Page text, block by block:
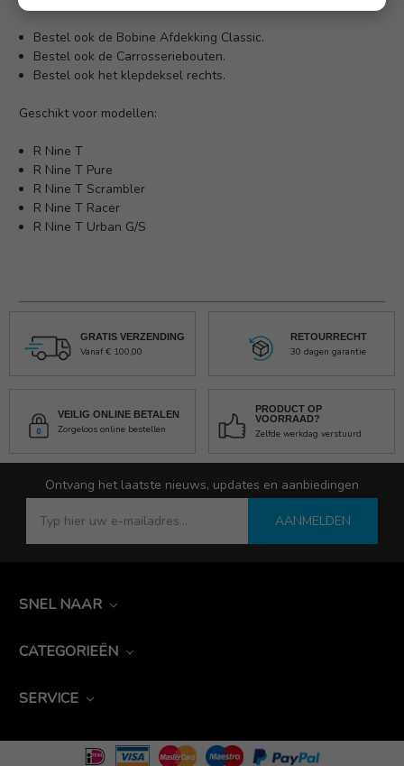
Bestel ook de Bobine Afdekking Classic.
Bestel ook de Carrosseriebouten.
Bestel ook hetklepdeksel rechts.
Geschikt voor modellen:
R Nine T
R Nine T Pure
R Nine T Scrambler
R Nine T Racer
R Nine T Urban G/S
GRATIS VERZENDING
Vanaf € 100,00
RETOURRECHT
30 dagen garantie
VEILIG ONLINE BETALEN
Zorgeloos online bestellen
PRODUCT OP
VOORRAAD?
Zelfde werkdag verstuurd
Ontvang het laatste nieuws, updates en aanbiedingen
AANMELDEN
SNEL NAAR
CATEGORIEËN
SERVICE